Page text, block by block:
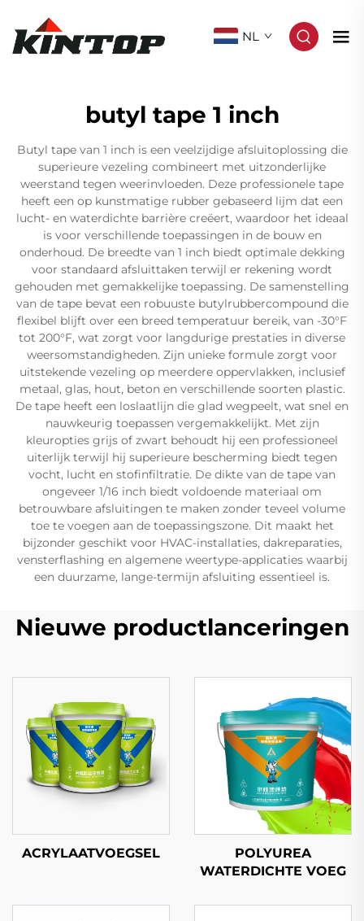
NL
butyl tape 1 inch
Butyl tape van 1 inch is een veelzijdige afsluitoplossing die
superieure vezeling combineert met uitzonderlijke
weerstand tegen weerinvloeden. Deze professionele tape
heeft een op kunstmatige rubber gebaseerd lijm dat een
lucht- en waterdichte barrière creëert, waardoor het ideaal
is voor verschillende toepassingen in de bouw en
onderhoud. De breedte van 1 inch biedt optimale dekking
voor standaard afsluittaken terwijl er rekening wordt
gehouden met gemakkelijke toepassing. De samenstelling
van de tape bevat een robuuste butylrubbercompound die
flexibel blijft over een breed temperatuur bereik, van -30°F
tot 200°F, wat zorgt voor langdurige prestaties in diverse
weersomstandigheden. Zijn unieke formule zorgt voor
uitstekende vezeling op meerdere oppervlakken, inclusief
metaal, glas, hout, beton en verschillende soorten plastic.
De tape heeft een loslaatlijn die glad wegpeelt, wat snel en
nauwkeurig toepassen vergemakkelijkt. Met zijn
kleuropties grijs of zwart behoudt hij een professioneel
uiterlijk terwijl hij superieure bescherming biedt tegen
vocht, lucht en stofinfiltratie. De dikte van de tape van
ongeveer 1/16 inch biedt voldoende materiaal om
betrouwbare afsluitingen te maken zonder teveel volume
toe te voegen aan de toepassingszone. Dit maakt het
bijzonder geschikt voor HVAC-installaties, dakreparaties,
vensterflashing en algemene weertype-applicaties waarbij
een duurzame, lange-termijn afsluiting essentieel is.
Nieuwe productlanceringen
ACRYLAATVOEGSEL
POLYUREA
WATERDICHTE VOEG